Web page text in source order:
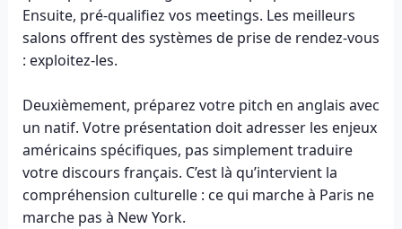
Ensuite, pré-qualifiez vos meetings. Les meilleurs
salons offrent des systèmes de prise de rendez-vous
: exploitez-les.
Deuxièmement, préparez votre pitch en anglais avec
un natif. Votre présentation doit adresser les enjeux
américains spécifiques, pas simplement traduire
votre discours français. C’est là qu’intervient la
compréhension culturelle : ce qui marche à Paris ne
marche pas à New York.